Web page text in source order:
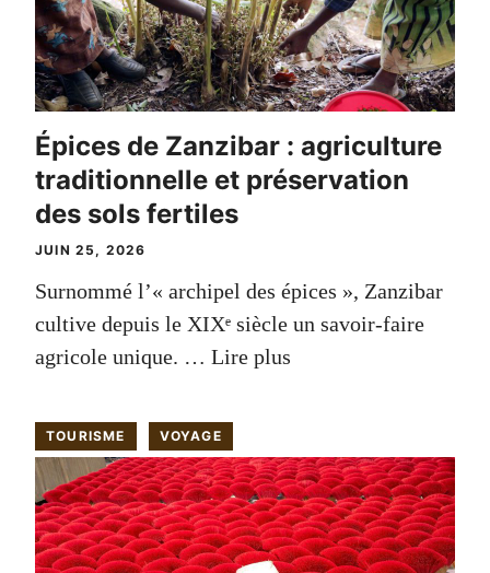
Épices de Zanzibar : agriculture
traditionnelle et préservation
des sols fertiles
JUIN 25, 2026
Surnommé l’« archipel des épices », Zanzibar
cultive depuis le XIXᵉ siècle un savoir-faire
agricole unique. … Lire plus
TOURISME VOYAGE